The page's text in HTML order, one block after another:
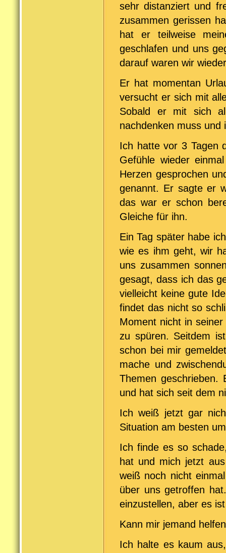
sehr distanziert und
zusammen gerissen
hat er teilweise
geschlafen und uns
darauf waren wir
Er hat momentan
versucht er sich mit
Sobald er mit sich
nachdenken muss und
Ich hatte vor 3 Tagen
Gefühle wieder
Herzen gesprochen
genannt. Er sagte er
das war er schon
Gleiche für ihn.
Ein Tag später habe
wie es ihm geht, wir
uns zusammen
gesagt, dass ich das
vielleicht keine gute
findet das nicht so
Moment nicht in
zu spüren. Seitdem
schon bei mir
mache und
Themen geschrieben.
und hat sich seit dem
Ich weiß jetzt gar
Situation am besten
Ich finde es so
hat und mich jetzt
weiß noch nicht
über uns getroffen
einzustellen, aber es
Kann mir jemand
Ich halte es kaum